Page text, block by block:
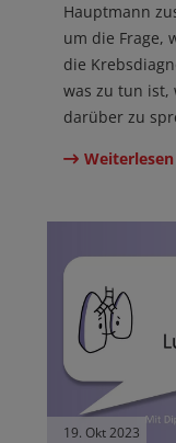
Hauptmann
um die Frage,
die
was zu tun ist,
darüber zu
Weiterlesen
19. Okt 2023